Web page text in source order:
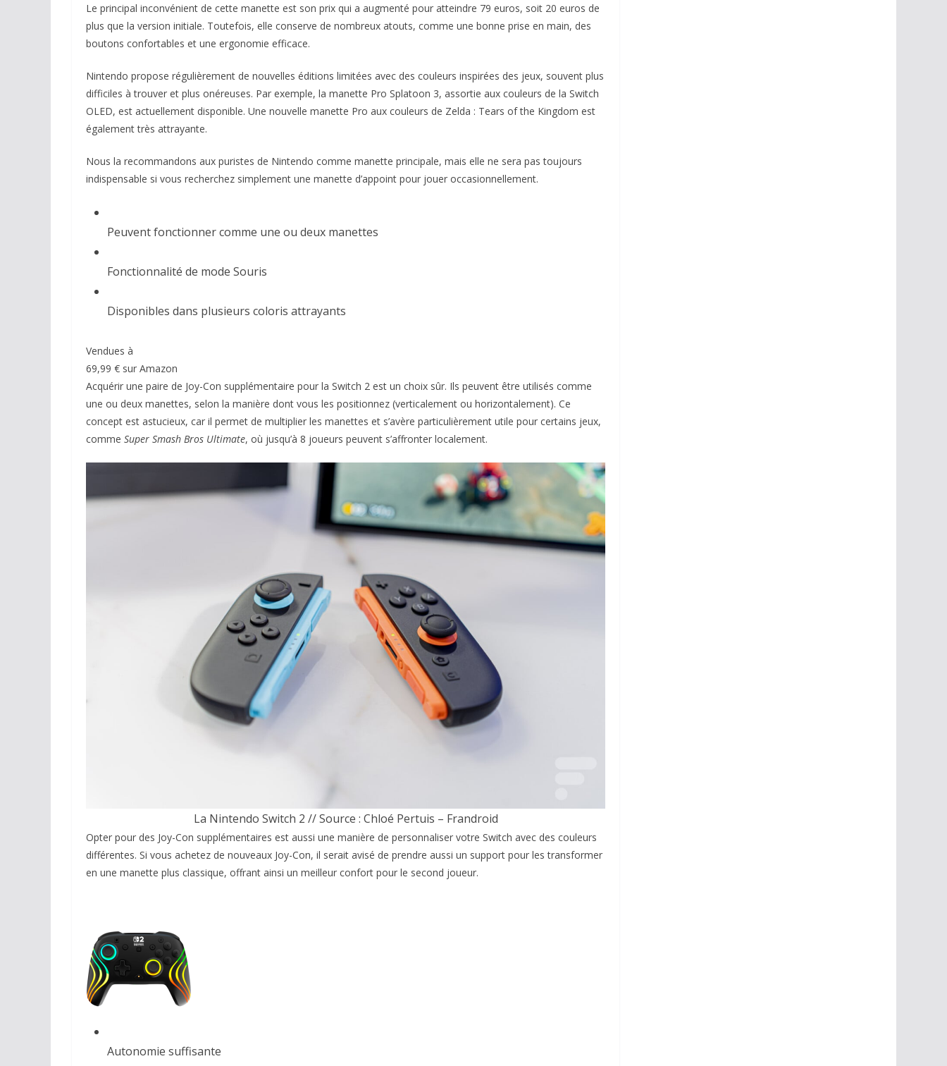
Le principal inconvénient de cette manette est son prix qui a augmenté pour atteindre 79 euros, soit 20 euros de
plus que la version initiale. Toutefois, elle conserve de nombreux atouts, comme une bonne prise en main, des
boutons confortables et une ergonomie efficace.
Nintendo propose régulièrement de nouvelles éditions limitées avec des couleurs inspirées des jeux, souvent plus
difficiles à trouver et plus onéreuses. Par exemple, la manette Pro Splatoon 3, assortie aux couleurs de la Switch
OLED, est actuellement disponible. Une nouvelle manette Pro aux couleurs de Zelda : Tears of the Kingdom est
également très attrayante.
Nous la recommandons aux puristes de Nintendo comme manette principale, mais elle ne sera pas toujours
indispensable si vous recherchez simplement une manette d’appoint pour jouer occasionnellement.
Peuvent fonctionner comme une ou deux manettes
Fonctionnalité de mode Souris
Disponibles dans plusieurs coloris attrayants
Vendues à
69,99 € sur Amazon
Acquérir une paire de Joy-Con supplémentaire pour la Switch 2 est un choix sûr. Ils peuvent être utilisés comme
une ou deux manettes, selon la manière dont vous les positionnez (verticalement ou horizontalement). Ce
concept est astucieux, car il permet de multiplier les manettes et s’avère particulièrement utile pour certains jeux,
comme Super Smash Bros Ultimate, où jusqu’à 8 joueurs peuvent s’affronter localement.
La Nintendo Switch 2 // Source : Chloé Pertuis – Frandroid
Opter pour des Joy-Con supplémentaires est aussi une manière de personnaliser votre Switch avec des couleurs
différentes. Si vous achetez de nouveaux Joy-Con, il serait avisé de prendre aussi un support pour les transformer
en une manette plus classique, offrant ainsi un meilleur confort pour le second joueur.
Autonomie suffisante